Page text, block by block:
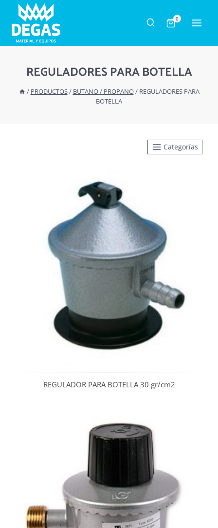
Saltar
contenido
0
REGULADORES PARA BOTELLA
/ PRODUCTOS/ BUTANO / PROPANO/ REGULADORES PARA
BOTELLA
Categorías
REGULADOR PARA BOTELLA 30 gr/cm2